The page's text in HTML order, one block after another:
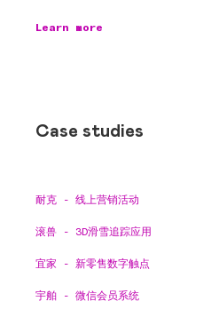
Learn more
Case studies
耐克 - 线上营销活动
滚兽 - 3D滑雪追踪应用
宜家 - 新零售数字触点
宇舶 - 微信会员系统